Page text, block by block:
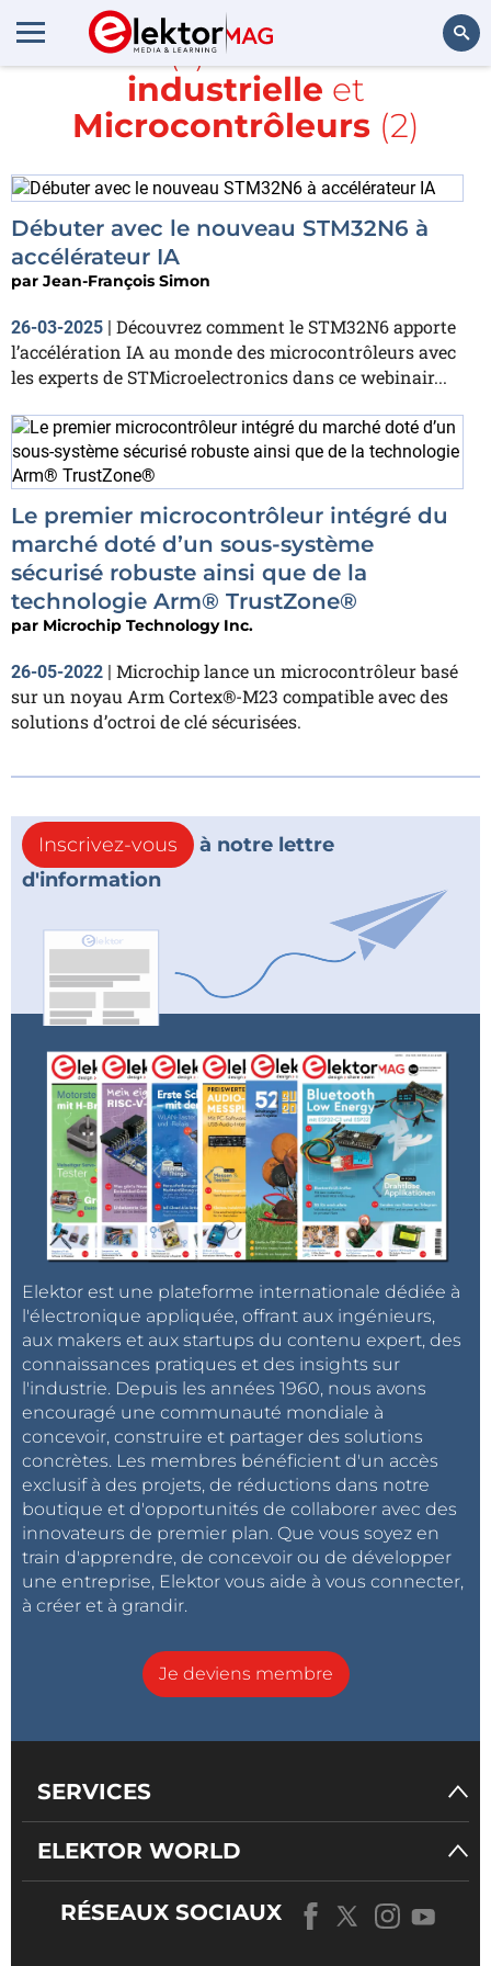
Article(s) avec la balise
industrielle et
Microcontrôleurs(2)
Débuter avec le nouveau STM32N6 à
accélérateur IA
par Jean-François Simon
26-03-2025 | Découvrez comment le STM32N6 apporte
l’accélération IA au monde des microcontrôleurs avec
les experts de STMicroelectronics dans ce webinair...
Le premier microcontrôleur intégré du
marché doté d’un sous-système
sécurisé robuste ainsi que de la
technologie Arm® TrustZone®
par Microchip Technology Inc.
26-05-2022 | Microchip lance un microcontrôleur basé
sur un noyau Arm Cortex®-M23 compatible avec des
solutions d’octroi de clé sécurisées.
Inscrivez-vous
à notre lettre
d'information
Elektor est une plateforme internationale dédiée à
l'électronique appliquée, offrant aux ingénieurs,
aux makers et aux startups du contenu expert, des
connaissances pratiques et des insights sur
l'industrie. Depuis les années 1960, nous avons
encouragé une communauté mondiale à
concevoir, construire et partager des solutions
concrètes. Les membres bénéficient d'un accès
exclusif à des projets, de réductions dans notre
boutique et d'opportunités de collaborer avec des
innovateurs de premier plan. Que vous soyez en
train d'apprendre, de concevoir ou de développer
une entreprise, Elektor vous aide à vous connecter,
à créer et à grandir.
Je deviens membre
SERVICES
ELEKTOR WORLD
RÉSEAUX SOCIAUX